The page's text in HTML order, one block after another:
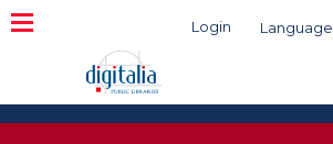
Login Language